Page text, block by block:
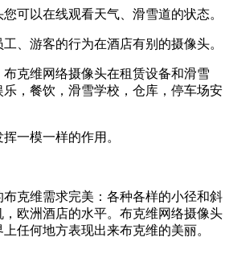
可以在线观看天气、滑雪道的状态。
、游客的行为在酒店有别的摄像头。
克维网络摄像头在租赁设备和滑雪
，餐饮，滑雪学校，仓库，停车场安
一模一样的作用。
克维需求完美：各种各样的小径和斜
欧洲酒店的水平。布克维网络摄像头
任何地方表现出来布克维的美丽。